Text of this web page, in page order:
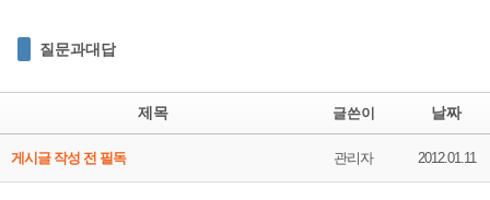
질문과대답
제목 글쓴이 날짜
게시글 작성 전 필독 관리자 2012.01.11